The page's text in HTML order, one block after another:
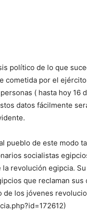
político de lo que
cometida por el
( hasta hoy 16
datos fácilmente
pueblo de este modo
socialistas
revolución egipcia.
que reclaman
de los jóvenes